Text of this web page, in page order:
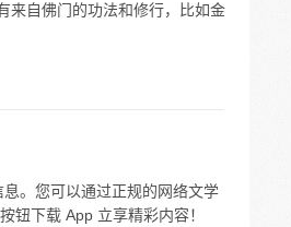
来自佛门的功法和修行，比如金
。您可以通过正规的网络文学
钮下载 App 立享精彩内容！